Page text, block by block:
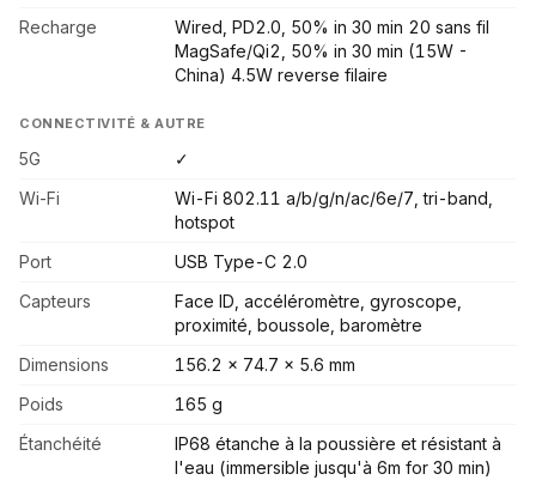
Recharge
Wired, PD2.0, 50% in 30 min 20 sans fil
MagSafe/Qi2, 50% in 30 min (15W -
China) 4.5W reverse filaire
CONNECTIVITÉ & AUTRE
5G
✓
Wi-Fi
Wi-Fi 802.11 a/b/g/n/ac/6e/7, tri-band,
hotspot
Port
USB Type-C 2.0
Capteurs
Face ID, accéléromètre, gyroscope,
proximité, boussole, baromètre
Dimensions
156.2 x 74.7 x 5.6 mm
Poids
165 g
Étanchéité
IP68 étanche à la poussière et résistant à
l'eau (immersible jusqu'à 6m for 30 min)